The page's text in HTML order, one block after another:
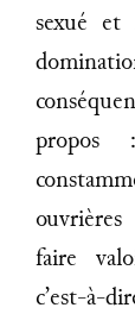
sexué et
faire
c’est-à-